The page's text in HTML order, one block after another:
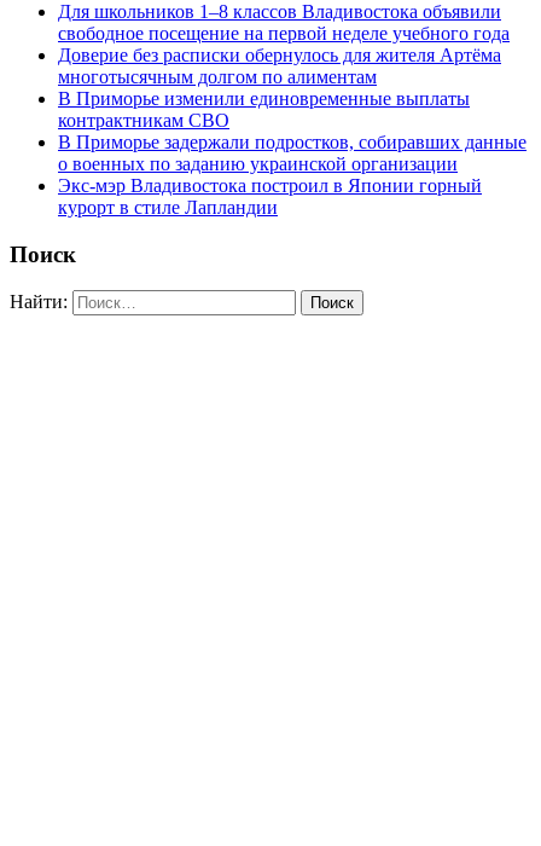
Для школьников 1–8 классов Владивостока объявили
свободное посещение на первой неделе учебного года
Доверие без расписки обернулось для жителя Артёма
многотысячным долгом по алиментам
В Приморье изменили единовременные выплаты
контрактникам СВО
В Приморье задержали подростков, собиравших данные
о военных по заданию украинской организации
Экс-мэр Владивостока построил в Японии горный
курорт в стиле Лапландии
Поиск
Найти: